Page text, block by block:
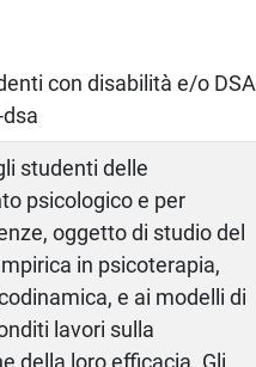
con disabilità e/o DSA
studenti delle
psicologico e per
oggetto di studio del
in psicoterapia,
e ai modelli di
lavori sulla
della loro efficacia. Gli